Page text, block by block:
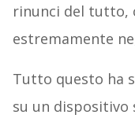
rinunci del tutto,
estremamente
Tutto questo ha
su un dispositivo